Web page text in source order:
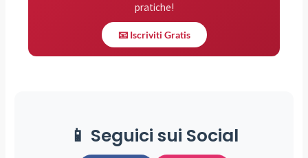
pratiche!
📧 Iscriviti Gratis
📱 Seguici sui Social